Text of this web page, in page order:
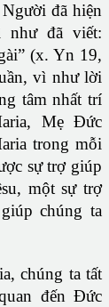
đã hiện
như đã viết:
(x. Yn 19,
vì như lời
tâm nhất trí
Mẹ Ðức
trong mỗi
sự trợ giúp
một sự trợ
chúng ta
chúng ta tất
đến Ðức